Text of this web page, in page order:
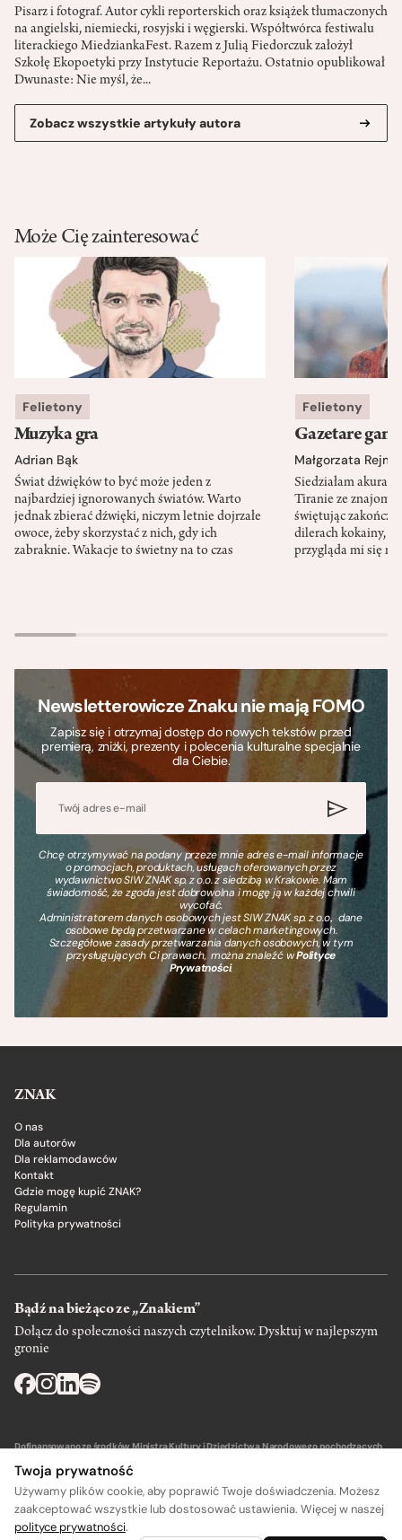
Pisarz i fotograf. Autor cykli reporterskich oraz książek tłumaczonych
na angielski, niemiecki, rosyjski i węgierski. Współtwórca festiwalu
literackiego MiedziankaFest. Razem z Julią Fiedorczuk założył
Szkołę Ekopoetyki przy Instytucie Reportażu. Ostatnio opublikował
Dwunaste: Nie myśl, że...
Zobacz wszystkie artykuły autora
Może Cię zainteresować
Felietony
Muzyka gra
Adrian Bąk
Świat dźwięków to być może jeden z
najbardziej ignorowanych światów. Warto
jednak zbierać dźwięki, niczym letnie dojrzałe
owoce, żeby skorzystać z nich, gdy ich
zabraknie. Wakacje to świetny na to czas
Felietony
Gazetare
Małgorzata
Siedziałam akurat
Tiranie ze
świętując
dilerach kokainy,
przygląda mi się
Newsletterowicze Znaku nie mają FOMO
Zapisz się i otrzymaj dostęp do nowych tekstów przed
premierą, zniżki, prezenty i polecenia kulturalne specjalnie
dla Ciebie.
Chcę otrzymywać na podany przeze mnie adres e-mail informacje
o promocjach, produktach, usługach oferowanych przez
wydawnictwo SIW ZNAK sp. z o.o. z siedzibą w Krakowie. Mam
świadomość, że zgoda jest dobrowolna i mogę ją w każdej chwili
wycofać.
Administratorem danych osobowych jest SIW ZNAK sp. z o.o., dane
osobowe będą przetwarzane w celach marketingowych.
Szczegółowe zasady przetwarzania danych osobowych, w tym
przysługujących Ci prawach, można znaleźć wPolityce
Prywatności.
ZNAK
O nas
Dla autorów
Dla reklamodawców
Kontakt
Gdzie mogę kupić ZNAK?
Regulamin
Polityka prywatności
Bądź na bieżąco ze „Znakiem”
Dołącz do społeczności naszych czytelnikow. Dysktuj w najlepszym
gronie
Dofinansowano ze środków Ministra Kultury i Dziedzictwa Narodowego pochodzących
Twoja prywatność
Używamy plików cookie, aby poprawić Twoje doświadczenia. Możesz
zaakceptować wszystkie lub dostosować ustawienia. Więcej w naszej
polityce prywatności.